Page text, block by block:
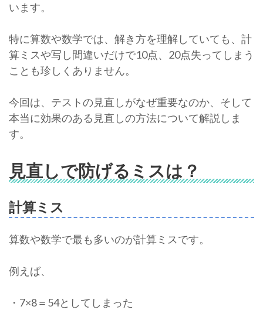
います。
特に算数や数学では、解き方を理解していても、計
算ミスや写し間違いだけで10点、20点失ってしまう
ことも珍しくありません。
今回は、テストの見直しがなぜ重要なのか、そして
本当に効果のある見直しの方法について解説しま
す。
見直しで防げるミスは？
計算ミス
算数や数学で最も多いのが計算ミスです。
例えば、
・7×8＝54としてしまった